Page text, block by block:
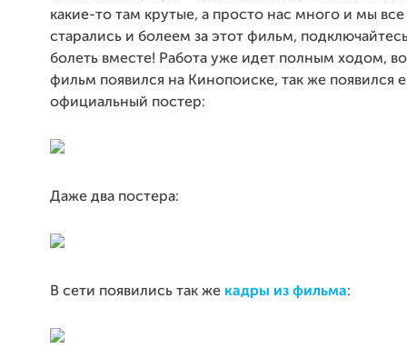
какие-то там крутые, а просто нас много и мы
старались и болеем за этот фильм,
болеть вместе! Работа уже идет полным ходом,
фильм появился на Кинопоиске, так же появился
официальный постер:
Даже два постера:
В сети появились так же кадры из фильма: